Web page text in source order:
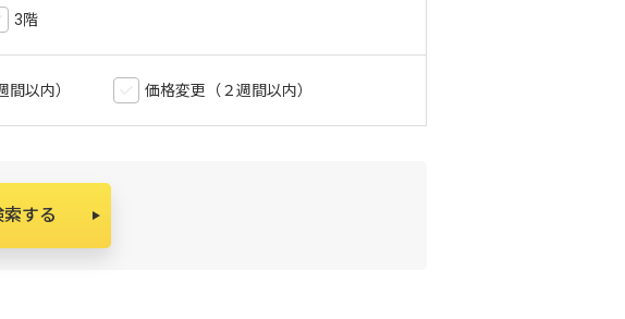
3階
間以内） 価格変更（２週間以内）
する